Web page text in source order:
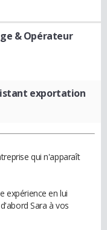
& Opérateur
exportation
qui n'apparaît
expérience en lui
Sara à vos